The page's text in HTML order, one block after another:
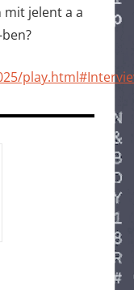
mit jelent a a